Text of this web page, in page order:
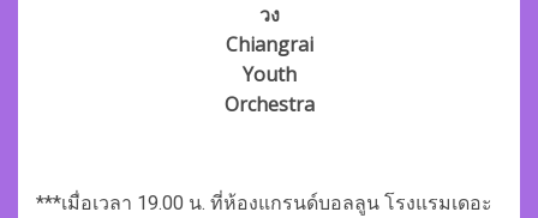
วง
Chiangrai
Youth
Orchestra
***เมื่อเวลา 19.00 น. ที่ห้องแกรนด์บอลลูน โรงแรมเดอะ